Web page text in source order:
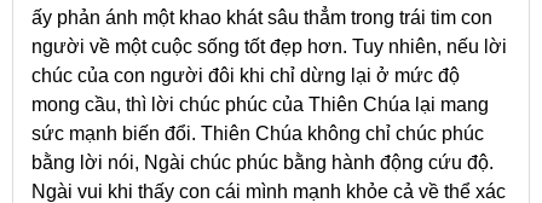
ấy phản ánh một khao khát sâu thẳm trong trái tim con
người về một cuộc sống tốt đẹp hơn. Tuy nhiên, nếu lời
chúc của con người đôi khi chỉ dừng lại ở mức độ
mong cầu, thì lời chúc phúc của Thiên Chúa lại mang
sức mạnh biến đổi. Thiên Chúa không chỉ chúc phúc
bằng lời nói, Ngài chúc phúc bằng hành động cứu độ.
Ngài vui khi thấy con cái mình mạnh khỏe cả về thể xác